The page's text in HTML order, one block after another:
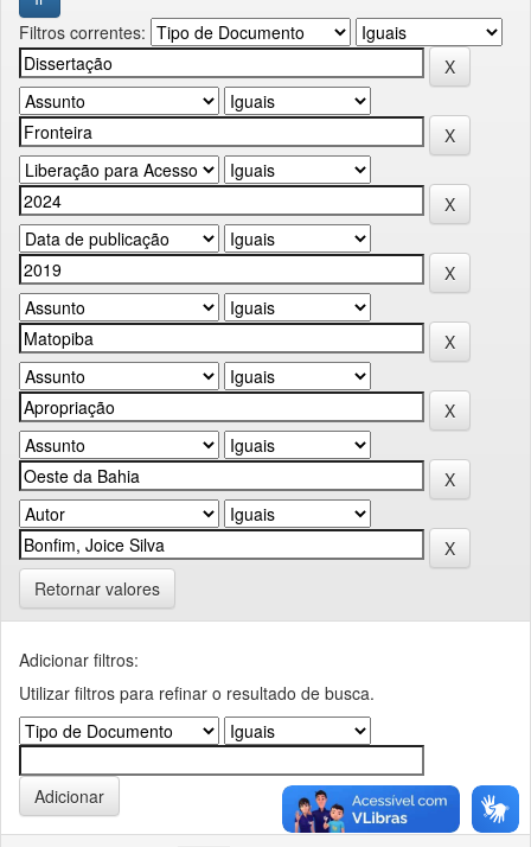
Filtros correntes:
Retornar valores
Adicionar filtros:
Utilizar filtros para refinar o resultado de busca.